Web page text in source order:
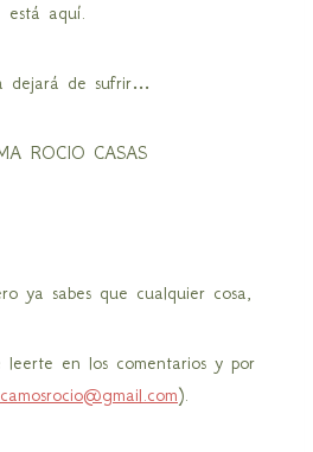
está aquí.
dejará de sufrir…
ya sabes que cualquier cosa,
leerte en los comentarios y por
).